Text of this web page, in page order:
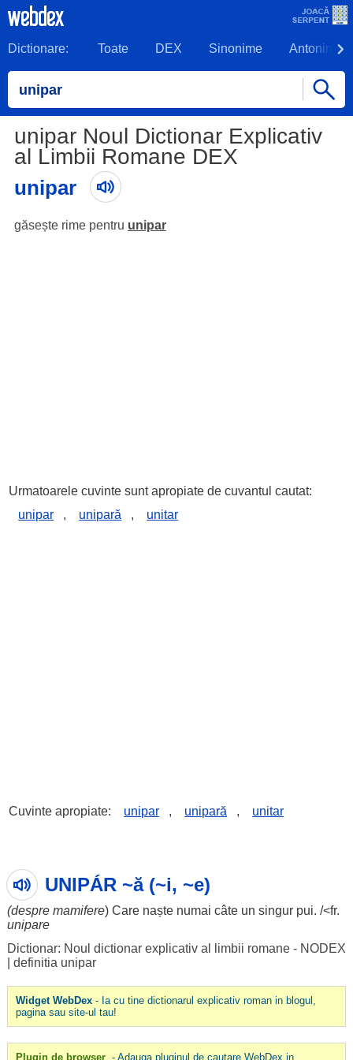
Dictionare: Toate DEX Sinonime Antonime
unipar Noul Dictionar Explicativ
al Limbii Romane DEX
unipar
găsește rime pentru unipar
Urmatoarele cuvinte sunt apropiate de cuvantul cautat:
unipar
, unipară , unitar
Cuvinte apropiate: unipar , unipară , unitar
UNIPÁR ~ă (~i, ~e)
(despre mamifere) Care naște numai câteun singur pui. /<fr.
unipare
Dictionar: Noul dictionar explicativ al limbii romane - NODEX
definitia unipar
Widget WebDex- Ia cu tine dictionarul explicativ roman in blogul,
pagina sau site-ul tau!
Plugin de browser - Adauga pluginul de cautare WebDex in